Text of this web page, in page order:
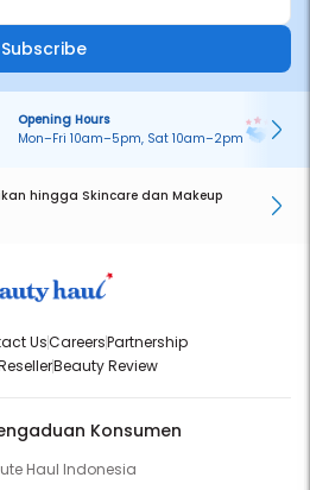
Subscribe
Opening Hours
Mon–Fri 10am–5pm, Sat 10am–2pm
hingga Skincare dan Makeup
UsCareersPartnership
Beauty Review
Konsumen
Haul Indonesia